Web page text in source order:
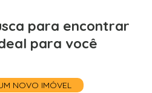
para encontrar
para você
NOVO IMÓVEL